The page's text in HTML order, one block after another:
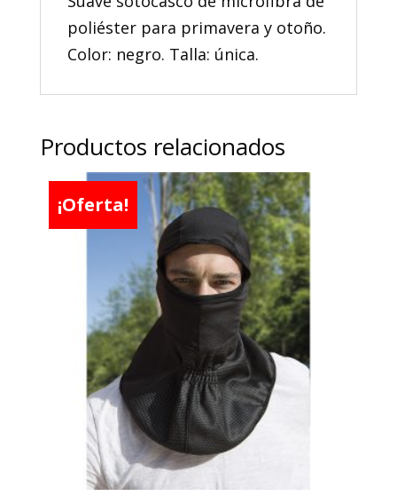
poliéster para primavera y otoño.
Color: negro. Talla: única.
Productos relacionados
¡Oferta!